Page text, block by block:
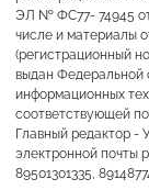
ЭЛ № ФС77- 74945 от
числе и материалы
(регистрационный
выдан Федеральной
информационных
соответствующей
Главный редактор -
электронной почты
89501301335,